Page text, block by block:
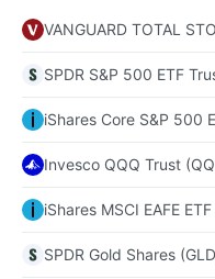
VANGUARD TOTAL
SPDR S&P 500 ETF
iShares Core S&P 500
Invesco QQQ Trust
iShares MSCI EAFE ETF
SPDR Gold Shares